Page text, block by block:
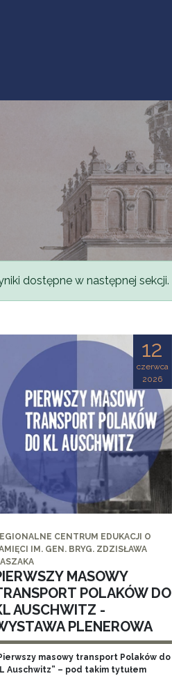
dostępne w następnej sekcji.
12
czerwca
2026
CENTRUM EDUKACJI O
IM. GEN. BRYG. ZDZISŁAWA
MASOWY
POLAKÓW DO
AUSCHWITZ -
PLENEROWA
masowy transport Polaków do
Auschwitz” – pod takim tytułem